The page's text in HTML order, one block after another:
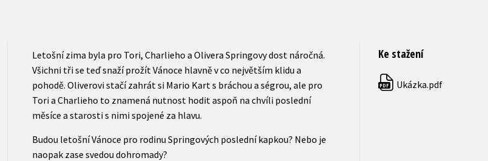
Letošní zima byla pro Tori, Charlieho a Olivera Springovy dost náročná.
Všichni tři se teď snaží prožít Vánoce hlavně v co největším klidu a
pohodě. Oliverovi stačí zahrát si Mario Kart s bráchou a ségrou, ale pro
Tori a Charlieho to znamená nutnost hodit aspoň na chvíli poslední
měsíce a starosti s nimi spojené za hlavu.
Budou letošní Vánoce pro rodinu Springových poslední kapkou? Nebo je
naopak zase svedou dohromady?
Ke stažení
PDF Ukázka.pdf